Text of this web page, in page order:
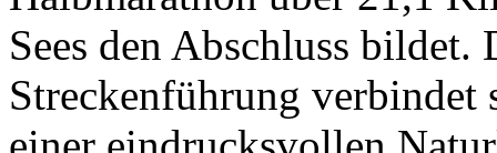
Sees den Abschluss bildet.
Streckenführung